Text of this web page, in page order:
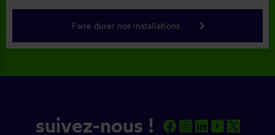
Faire durer nos installations keyboard_arrow_right
suivez-nous !